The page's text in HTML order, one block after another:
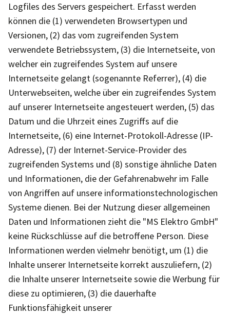
Logfiles des Servers gespeichert. Erfasst werden
können die (1) verwendeten Browsertypen und
Versionen, (2) das vom zugreifenden System
verwendete Betriebssystem, (3) die Internetseite, von
welcher ein zugreifendes System auf unsere
Internetseite gelangt (sogenannte Referrer), (4) die
Unterwebseiten, welche über ein zugreifendes System
auf unserer Internetseite angesteuert werden, (5) das
Datum und die Uhrzeit eines Zugriffs auf die
Internetseite, (6) eine Internet-Protokoll-Adresse (IP-
Adresse), (7) der Internet-Service-Provider des
zugreifenden Systems und (8) sonstige ähnliche Daten
und Informationen, die der Gefahrenabwehr im Falle
von Angriffen auf unsere informationstechnologischen
Systeme dienen. Bei der Nutzung dieser allgemeinen
Daten und Informationen zieht die "MS Elektro GmbH"
keine Rückschlüsse auf die betroffene Person. Diese
Informationen werden vielmehr benötigt, um (1) die
Inhalte unserer Internetseite korrekt auszuliefern, (2)
die Inhalte unserer Internetseite sowie die Werbung für
diese zu optimieren, (3) die dauerhafte
Funktionsfähigkeit unserer